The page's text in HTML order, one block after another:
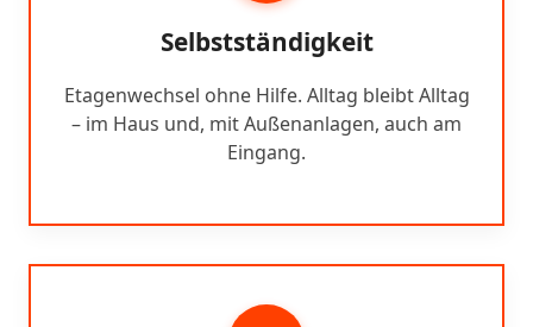
Selbstständigkeit
Etagenwechsel ohne Hilfe. Alltag bleibt Alltag
– im Haus und, mit Außenanlagen, auch am
Eingang.